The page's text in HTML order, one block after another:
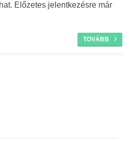
Előzetes jelentkezésre már
TOVÁBB